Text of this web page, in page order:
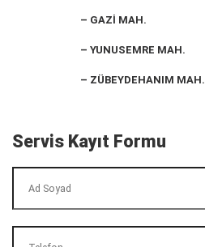
– GAZİ MAH.
– YUNUSEMRE MAH.
– ZÜBEYDEHANIM MAH.
Servis Kayıt Formu